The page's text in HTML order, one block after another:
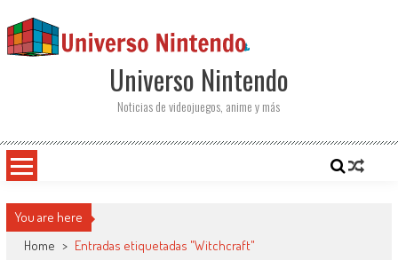
Universo Nintendo
Noticias de videojuegos, anime y más
You are here
Home > Entradas etiquetadas "Witchcraft"